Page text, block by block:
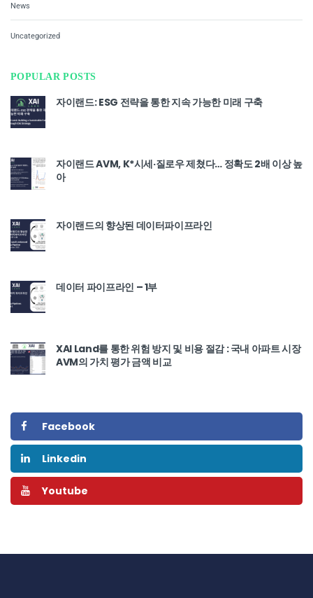
News
Uncategorized
POPULAR POSTS
자이랜드: ESG 전략을 통한 지속 가능한 미래 구축
자이랜드 AVM, K*시세·질로우 제쳤다… 정확도 2배 이상 높
아
자이랜드의 향상된 데이터파이프라인
데이터 파이프라인 – 1부
XAI Land를 통한 위험 방지 및 비용 절감 : 국내 아파트 시장
AVM의 가치 평가 금액 비교
Facebook
Linkedin
Youtube